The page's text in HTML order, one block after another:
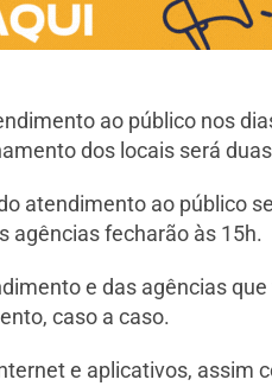
ao público nos
dos locais será
atendimento ao público
agências fecharão às 15h.
e das agências
caso a caso.
e aplicativos,